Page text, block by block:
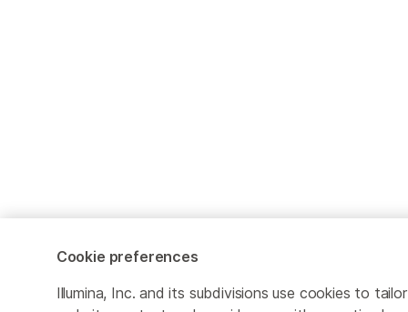
Cookie preferences
Illumina, Inc. and its subdivisions use cookies to tailor